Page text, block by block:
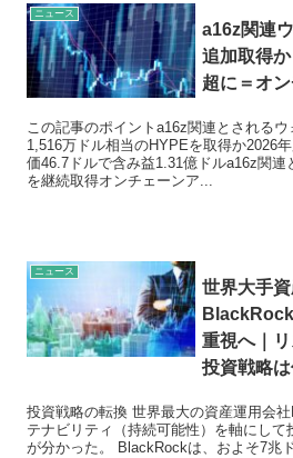
ニュース
a16z関連
追加取得
超に＝オ
この記事のポイントa16z関連とされる
1,516万ドル相当のHYPEを取得か2026
価46.7ドルで含み益1.31億ドルa16z関
を継続取得オンチェーンア...
ニュース
世界大手
重視へ｜
投資戦略
投資戦略の転換 世界最大の資産運用会
テナビリティ（持続可能性）を軸にして
が分かった。 BlackRockは、およそ7兆